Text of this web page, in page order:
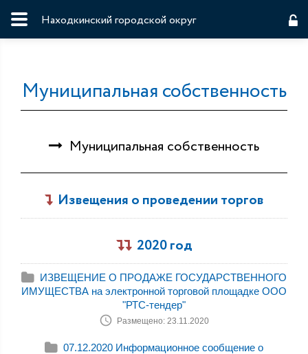
Находкинский городской округ
Муниципальная собственность
Муниципальная собственность
Извещения о проведении торгов
2020 год
ИЗВЕЩЕНИЕ О ПРОДАЖЕ ГОСУДАРСТВЕННОГО
ИМУЩЕСТВА на электронной торговой площадке ООО
"РТС-тендер"
Размещено: 23.11.2020
07.12.2020 Информационное сообщение о